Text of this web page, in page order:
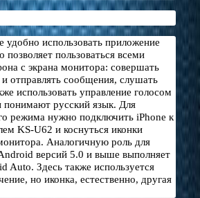
удобно использовать приложение
пользоваться всеми
с экрана монитора: совершать
отправлять сообщения, слушать
использовать управление голосом
понимают русский язык. Для
режима нужно подключить iPhone к
KS-U62 и коснуться иконки
Аналогичную роль для
версий 5.0 и выше выполняет
Auto. Здесь также используется
но иконка, естественно, другая